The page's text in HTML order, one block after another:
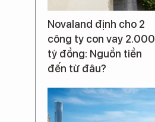
Novaland định cho 2
công ty con vay 2.000
tỷ đồng: Nguồn tiền
đến từ đâu?